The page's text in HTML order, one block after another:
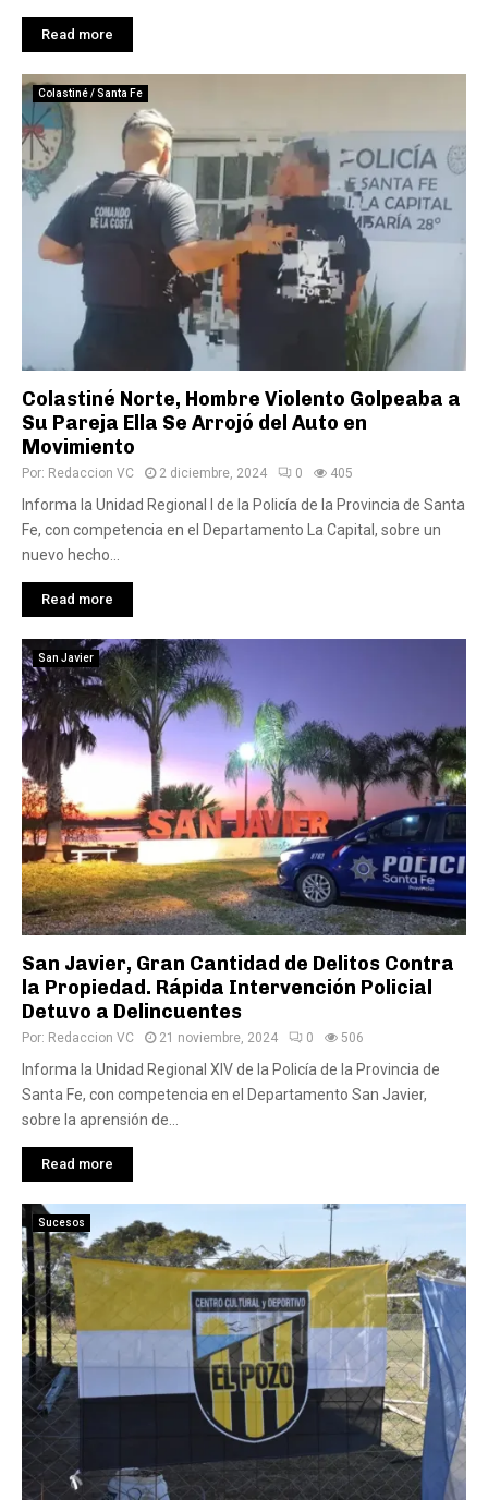
Read more
Colastiné / Santa Fe
Colastiné Norte, Hombre Violento Golpeaba a
Su Pareja Ella Se Arrojó del Auto en
Movimiento
Por: Redaccion VC 2 diciembre, 2024 0 405
Informa la Unidad Regional I de la Policía de la Provincia de Santa
Fe, con competencia en el Departamento La Capital, sobre un
nuevo hecho...
Read more
San Javier
San Javier, Gran Cantidad de Delitos Contra
la Propiedad. Rápida Intervención Policial
Detuvo a Delincuentes
Por: Redaccion VC 21 noviembre, 2024 0 506
Informa la Unidad Regional XIV de la Policía de la Provincia de
Santa Fe, con competencia en el Departamento San Javier,
sobre la aprensión de...
Read more
Sucesos